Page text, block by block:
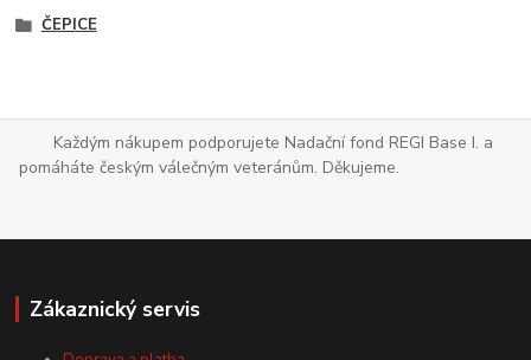
ČEPICE
Každým nákupem podporujete Nadační fond REGI Base I. a
pomáháte českým válečným veteránům. Děkujeme.
Zákaznický servis